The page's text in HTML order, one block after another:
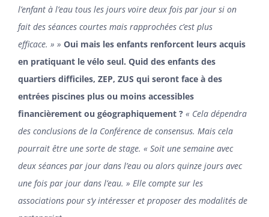
l’enfant à l’eau tous les jours voire deux fois par jour si on
fait des séances courtes mais rapprochées c’est plus
efficace. » » Oui mais les enfants renforcent leurs acquis
en pratiquant le vélo seul. Quid des enfants des
quartiers difficiles, ZEP, ZUS qui seront face à des
entrées piscines plus ou moins accessibles
financièrement ou géographiquement ? « Cela dépendra
des conclusions de la Conférence de consensus. Mais cela
pourrait être une sorte de stage. « Soit une semaine avec
deux séances par jour dans l’eau ou alors quinze jours avec
une fois par jour dans l’eau. » Elle compte sur les
associations pour s’y intéresser et proposer des modalités de